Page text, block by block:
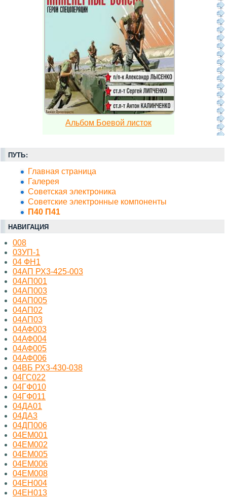
Альбом Боевой листок
ПУТЬ:
Главная страница
Галерея
Советская электроника
Советские электронные компоненты
П40 П41
НАВИГАЦИЯ
008
03УП-1
04 ФН1
04АП РХ3-425-003
04АП001
04АП003
04АП005
04АП02
04АП03
04АФ003
04АФ004
04АФ005
04АФ006
04ВБ РХ3-430-038
04ГС022
04ГФ010
04ГФ011
04ДА01
04ДА3
04ДП006
04ЕМ001
04ЕМ002
04ЕМ005
04ЕМ006
04ЕМ008
04ЕН004
04ЕН013